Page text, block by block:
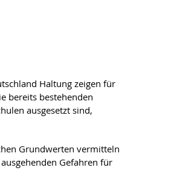
Haltung zeigen für
bereits bestehenden
ausgesetzt sind,
Grundwerten vermitteln
Gefahren für